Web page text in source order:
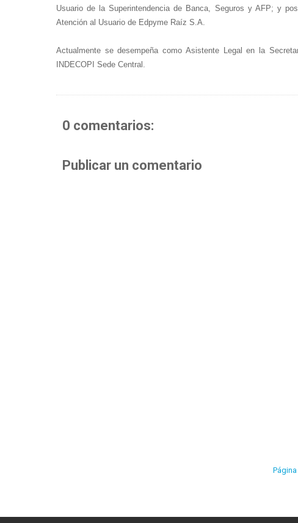
Usuario de la Superintendencia de Banca, Seguros y AFP; y
Atención al Usuario de Edpyme Raíz S.A.
Actualmente se desempeña como Asistente Legalen la
INDECOPI Sede Central.
0 comentarios:
Publicar un comentario
Página